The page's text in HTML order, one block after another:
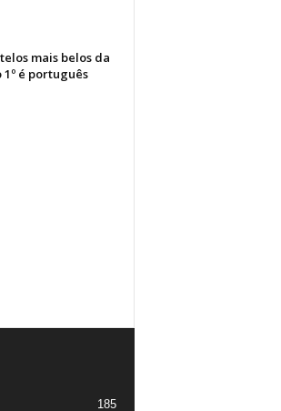
mais belos da
1º é português
185